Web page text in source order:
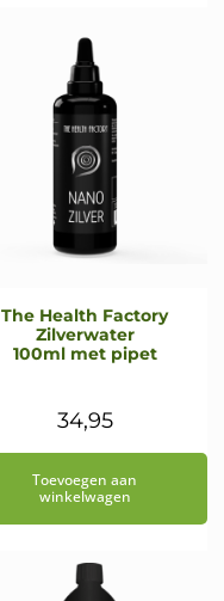
The Health Factory
Zilverwater
100ml met pipet
34,95
Toevoegen aan
winkelwagen